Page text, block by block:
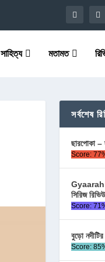
সাহিত্য মতামত
সর্বশেষ
ছারপোকা –
Score:
Gyaarah
সিরিজ রিভিউ
Score:
বুড়ো
Score: